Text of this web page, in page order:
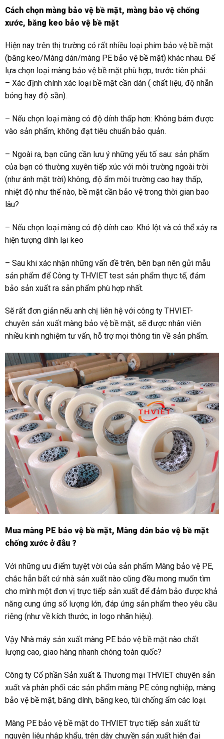
Cách chọn màng bảo vệ bề mặt, màng bảo vệ chống
xước, băng keo bảo vệ bề mặt
Hiện nay trên thị trường có rất nhiều loại phim bảo vệ bề mặt
(băng keo/Màng dán/màng PE bảo vệ bề mặt) khác nhau. Để
lựa chọn loại màng bảo vệ bề mặt phù hợp, trước tiên phải:
– Xác định chính xác loại bề mặt cần dán ( chất liệu, độ nhẵn
bóng hay độ sần).
– Nếu chọn loại màng có độ dính thấp hơn: Không bám được
vào sản phẩm, không đạt tiêu chuẩn bảo quản.
– Ngoài ra, bạn cũng cần lưu ý những yếu tố sau: sản phẩm
của bạn có thường xuyên tiếp xúc với môi trường ngoài trời
(như ánh mặt trời) không, độ ẩm môi trường cao hay thấp,
nhiệt độ như thế nào, bề mặt cần bảo vệ trong thời gian bao
lâu?
– Nếu chọn loại màng có độ dính cao: Khó lột và có thể xảy ra
hiện tượng dính lại keo
– Sau khi xác nhận những vấn đề trên, bên bạn nên gửi mẫu
sản phẩm để Công ty THVIET test sản phẩm thực tế, đảm
bảo sản xuất ra sản phẩm phù hợp nhất.
Sẽ rất đơn giản nếu anh chị liên hệ với công ty THVIET-
chuyên sản xuất màng bảo vệ bề mặt, sẽ được nhân viên
nhiều kinh nghiệm tư vấn, hỗ trợ mọi thông tin về sản phẩm.
Mua màng PE bảo vệ bề mặt, Màng dán bảo vệ bề mặt
chống xước ở đâu ?
Với những ưu điểm tuyệt vời của sản phẩm Màng bảo vệ PE,
chắc hẳn bất cứ nhà sản xuất nào cũng đều mong muốn tìm
cho mình một đơn vị trực tiếp sản xuất để đảm bảo được khả
năng cung ứng số lượng lớn, đáp ứng sản phẩm theo yêu cầu
riêng (như về kích thước, in logo nhãn hiệu).
Vậy Nhà máy sản xuất màng PE bảo vệ bề mặt nào chất
lượng cao, giao hàng nhanh chóng toàn quốc?
Công ty Cổ phần Sản xuất & Thương mại THVIET chuyên sản
xuất và phân phối các sản phẩm màng PE công nghiệp, màng
bảo vệ bề mặt, băng dính, băng keo, túi chống ẩm các loại.
Màng PE bảo vệ bề mặt do THVIET trực tiếp sản xuất từ
nguyên liệu nhập khẩu, trên dây chuyền sản xuất hiện đại